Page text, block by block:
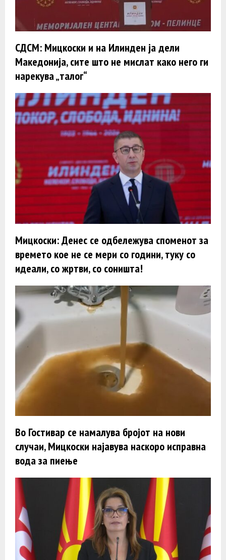
СДСМ: Мицкоски и на Илинден ја дели
Македонија, сите што не мислат како него ги
нарекува „талог“
Мицкоски: Денес се одбележува споменот за
времето кое не се мери со години, туку со
идеали, со жртви, со соништа!
Во Гостивар се намалува бројот на нови
случаи, Мицкоски најавува наскоро исправна
вода за пиење